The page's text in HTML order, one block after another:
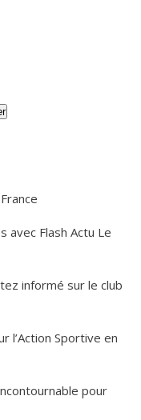
avec Flash Actu Le
informé sur le club
l’Action Sportive en
pour